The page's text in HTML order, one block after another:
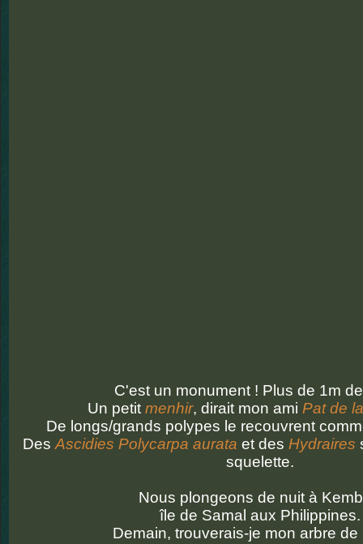
C'est un monument ! Plus de 1m
Un petit menhir, dirait mon ami Pat de
De longs/grands polypes le recouvrent
Des Ascidies Polycarpa aurata et des Hydraires
squelette.
Nous plongeons de nuit à
île de Samal aux Philippines.
Demain, trouverais-je mon arbre de